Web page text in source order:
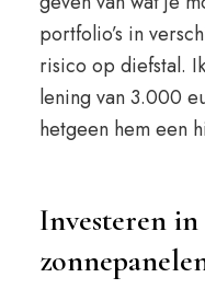
portfolio’s in
risico op diefstal.
lening van 3.000
hetgeen hem een
Investeren